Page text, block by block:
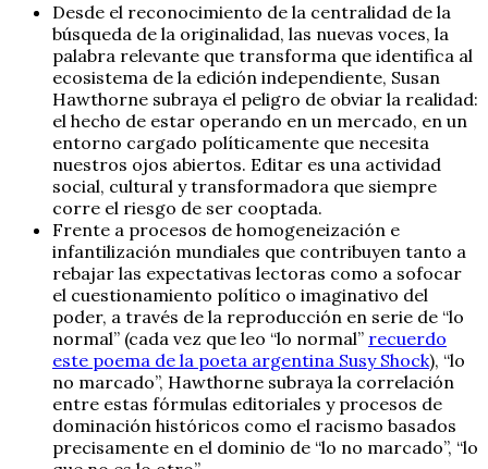
Desde el reconocimiento de la centralidad de la
búsqueda de la originalidad, las nuevas voces, la
palabra relevante que transforma que identifica al
ecosistema de la edición independiente, Susan
Hawthorne subraya el peligro de obviar la realidad:
el hecho de estar operando en un mercado, en un
entorno cargado políticamente que necesita
nuestros ojos abiertos. Editar es una actividad
social, cultural y transformadora que siempre
corre el riesgo de ser cooptada.
Frente a procesos de homogeneización e
infantilización mundiales que contribuyen tanto a
rebajar las expectativas lectoras como a sofocar
el cuestionamiento político o imaginativo del
poder, a través de la reproducción en serie de “lo
normal” (cada vez que leo “lo normal” recuerdo
este poema de la poeta argentina Susy Shock), “lo
no marcado”, Hawthorne subraya la correlación
entre estas fórmulas editoriales y procesos de
dominación históricos como el racismo basados
precisamente en el dominio de “lo no marcado”, “lo